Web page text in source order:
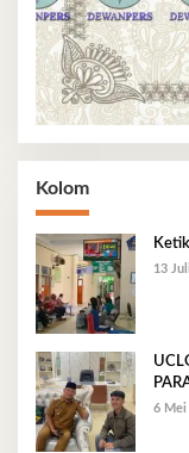
Kolom
13
6 Mei